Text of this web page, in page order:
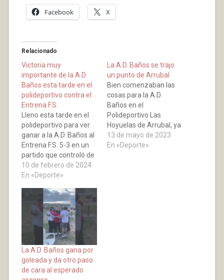
Facebook X
Relacionado
Victoria muy
importante de la A.D.
Baños esta tarde en el
polideportivo contra el
Entrena F.S.
Lleno esta tarde en el
polideportivo para ver
ganar a la A.D. Baños al
Entrena F.S. 5-3 en un
partido que controló de
principio a fin y que lo
coloca en la
la segunda vuelta
mirando hacia la parte
alta de la tabla. Los
tantos de…
10 de febrero de 2024
En «Deporte»
La A.D. Baños se trajo
un punto de Arrubal
Bien comenzaban las
cosas para la A.D.
Baños en el
Polideportivo Las
Hoyuelas de Arrubal, ya
que en el minuto 8 se
adelantaba en el
13 de mayo de 2023
En «Deporte»
La A.D. Baños gana por
goleada y da otro paso
de cara al esperado